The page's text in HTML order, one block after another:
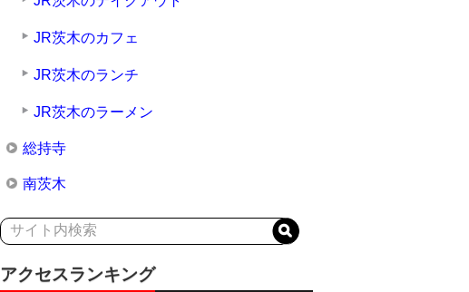
JR茨木のカフェ
JR茨木のランチ
JR茨木のラーメン
総持寺
南茨木
アクセスランキング